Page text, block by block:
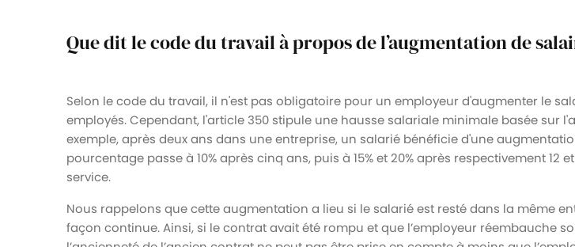
Que dit le code du travail à propos de l’augmentation de
Selon le code du travail, il n'est pas obligatoire pour un employeur d'augmenter le
employés. Cependant, l'article 350 stipule une hausse salariale minimale basée sur
exemple, après deux ans dans une entreprise, un salarié bénéficie d'une
pourcentage passe à 10% après cinq ans, puis à 15% et 20% après respectivement 12
service.
Nous rappelons que cette augmentation a lieu si le salarié est resté dans la même
façon continue. Ainsi, si le contrat avait été rompu et que l’employeur réembauche